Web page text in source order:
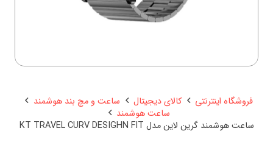
فروشگاه اینترنتی کالای دیجیتال
ساعت و مچ بند هوشمند
ساعت هوشمند
ساعت هوشمند گرین لاین مدل KT TRAVEL CURV DESIGHN FIT